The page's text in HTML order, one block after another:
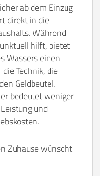
ab dem Einzug
direkt in die
Während
hilft, bietet
Wassers einen
Technik, die
Geldbeutel.
bedeutet weniger
und
Zuhause wünscht